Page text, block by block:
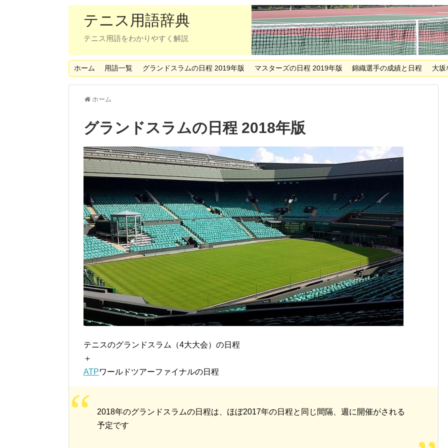
テニス用語辞典
テニス用語をわかりやすく解説
ホーム 用語一覧 グランドスラムの日程 2019年版 マスターズの日程 2019年版 錦織選手の成績と日程 大坂
ホーム
グランドスラムの日程 2018年版
テニスのグランドスラム（4大大会）の日程
＋
ATPワールドツアーファイナルの日程
2018年のグランドスラムの日程は、ほぼ2017年の日程と同じ間隔、週に開催がされる
予定です